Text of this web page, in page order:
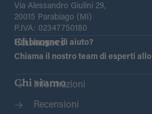
Via Alessandro Giulini 29,
20015 Parabiago (MI)
P.IVA: 02347750180
Chiamaci
Hai bisogno di aiuto?
Chiama il nostro team di esperti allo
Chi siamo
Informazioni
Recensioni